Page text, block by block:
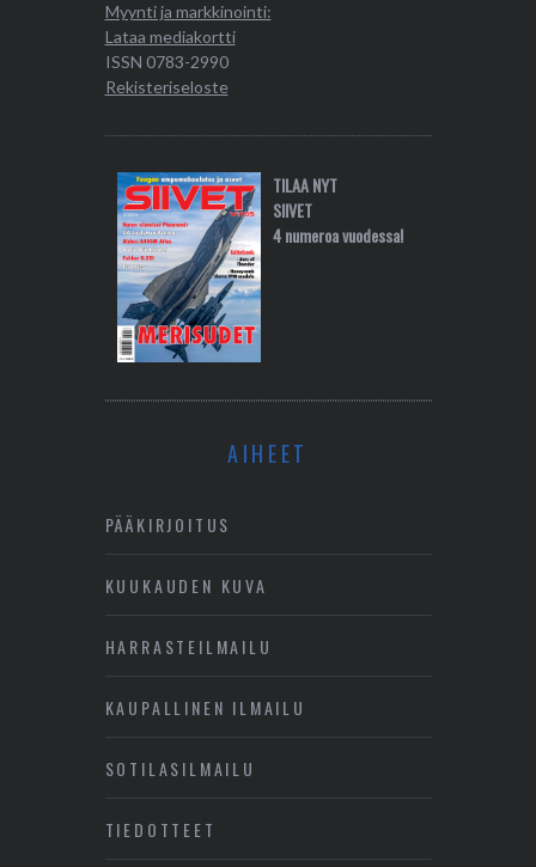
Myynti ja markkinointi:
Lataa mediakortti
ISSN 0783-2990
Rekisteriseloste
TILAA NYT
SIIVET
4 numeroa vuodessa!
AIHEET
PÄÄKIRJOITUS
KUUKAUDEN KUVA
HARRASTEILMAILU
KAUPALLINEN ILMAILU
SOTILASILMAILU
TIEDOTTEET